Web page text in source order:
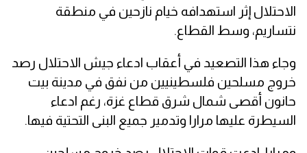
الاحتلال إثر استهدافه خيام نازحين في منطقة
نتساريم، وسط القطاع.
وجاء هذا التصعيد في أعقاب ادعاء جيش الاحتلال رصد
خروج مسلحين فلسطينيين من نفق في مدينة بيت
حانون أقصى شمال شرق قطاع غزة، رغم ادعاء
السيطرة عليها مرارا وتدمير جميع البنى التحتية فيها.